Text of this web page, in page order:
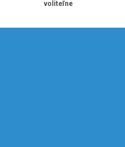
voliteľne